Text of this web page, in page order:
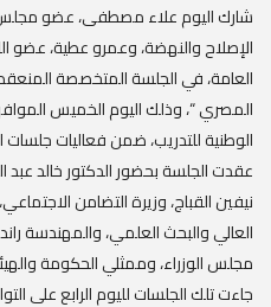
شارك اليوم علاء مصطفى، عضو
الإصلاح والنهضة، وعمرو عطية، عضو
العامة، في الجلسة المتخصصة
الوطنية للتدريب، ضمن فعاليات جلسات
عقدت الجلسة بحضور الدكتور خالد عبد
نيفين القباج، وزيرة التضامن
العالي والبحث العلمي، والمهندسة
مجلس الوزراء، وممثلي الحكومة
جاءت تلك الجلسات لليوم الرابع على